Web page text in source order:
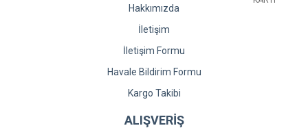
Hakkımızda
İletişim
İletişim Formu
Havale Bildirim Formu
Kargo Takibi
ALIŞVERİŞ